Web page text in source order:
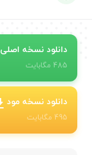
دانلود نسخه اصلی
485 مگابایت
دانلود نسخه مود
495 مگابایت